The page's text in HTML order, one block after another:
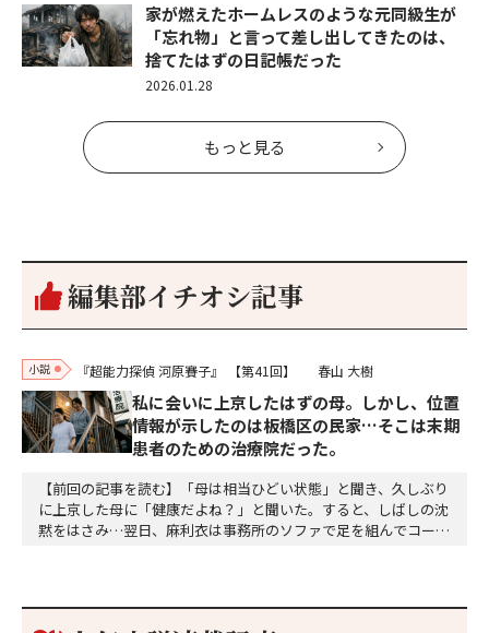
家が燃えたホームレスのような元同級生が
「忘れ物」と言って差し出してきたのは、
捨てたはずの日記帳だった
2026.01.28
もっと見る
編集部イチオシ記事
小説 『超能力探偵 河原賽子』 【第41回】 春山 大樹
私に会いに上京したはずの母。しかし、位置
情報が示したのは板橋区の民家…そこは末期
患者のための治療院だった。
【前回の記事を読む】「母は相当ひどい状態」と聞き、久しぶり
に上京した母に「健康だよね？」と聞いた。すると、しばしの沈
黙をはさみ…翌日、麻利衣は事務所のソファで足を組んでコーヒ
個のサイコロが握られていた。「やはり私はあなたの超…